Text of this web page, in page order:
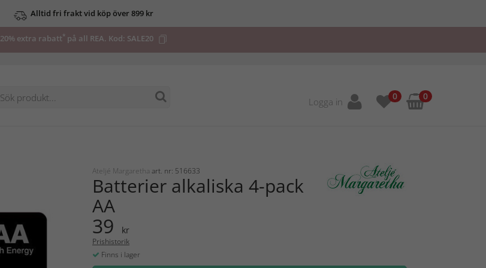
Alltid fri frakt vid köp över 899 kr
20% extra rabatt*på all REA. Kod: SALE20
Logga in 0 0
Ateljé Margaretha art. nr: 516633
Batterier alkaliska 4-pack
AA
39 kr
Prishistorik
Finns i lager